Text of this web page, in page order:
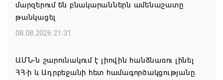
մարզերում են բնակարաններն ամենաշատը
թանկացել
08.08.2026 21:31
ԱՄՆ-ն շարունակում է լիովին հանձնառու լինել
ՀՀ-ի և Ադրբեջանի հետ համագործակցությանը.